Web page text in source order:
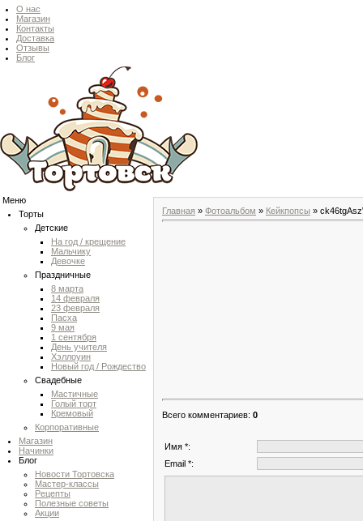
О нас
Магазин
Контакты
Доставка
Отзывы
Блог
Меню
Торты
Детские
На год / крещение
Мальчику
Девочке
Праздничные
8 марта
14 февраля
23 февраля
Пасха
9 мая
1 сентября
День учителя
Хэллоуин
Новый год / Рождество
Свадебные
Мастичные
Голый торт
Кремовый
Корпоративные
Магазин
Начинки
Блог
Новости Тортовска
Мастер-классы
Рецепты
Полезные советы
Акции
Главная » Фотоальбом » Кейкпопсы »
Всего комментариев: 0
Имя *:
Email *: